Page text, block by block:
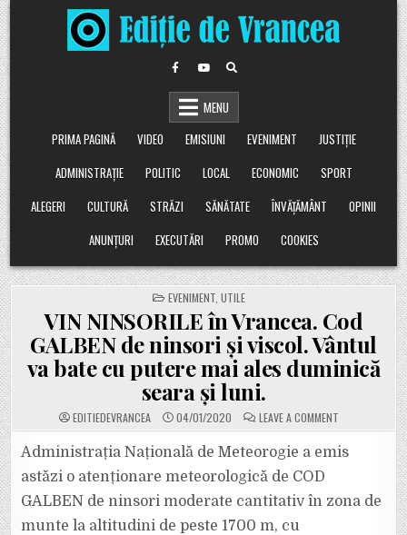
Skip
to
content
MENU
PRIMA PAGINĂ
VIDEO EMISIUNI EVENIMENT
JUSTIȚIE
ADMINISTRAȚIE
POLITIC LOCAL ECONOMIC
SPORT
ALEGERI
CULTURĂ STRĂZI SĂNĂTATE ÎNVĂȚĂMÂNT
OPINII
ANUNȚURI
EXECUTĂRI PROMO COOKIES
POSTED
IN
EVENIMENT UTILE
VIN NINSORILE în Vrancea. Cod
GALBEN de ninsori și viscol. Vântul
va bate cu putere mai ales duminică
seara și luni.
EDITIEDEVRANCEA 04/01/2020 LEAVE A COMMENT
VIN
ÎN
VRANCEA.
NINSORI
Administrația Națională de Meteorogie a emis
astăzi o atenționare meteorologică de COD
GALBEN de ninsori moderate cantitativ în zona de
munte la altitudini de peste 1700 m, cu